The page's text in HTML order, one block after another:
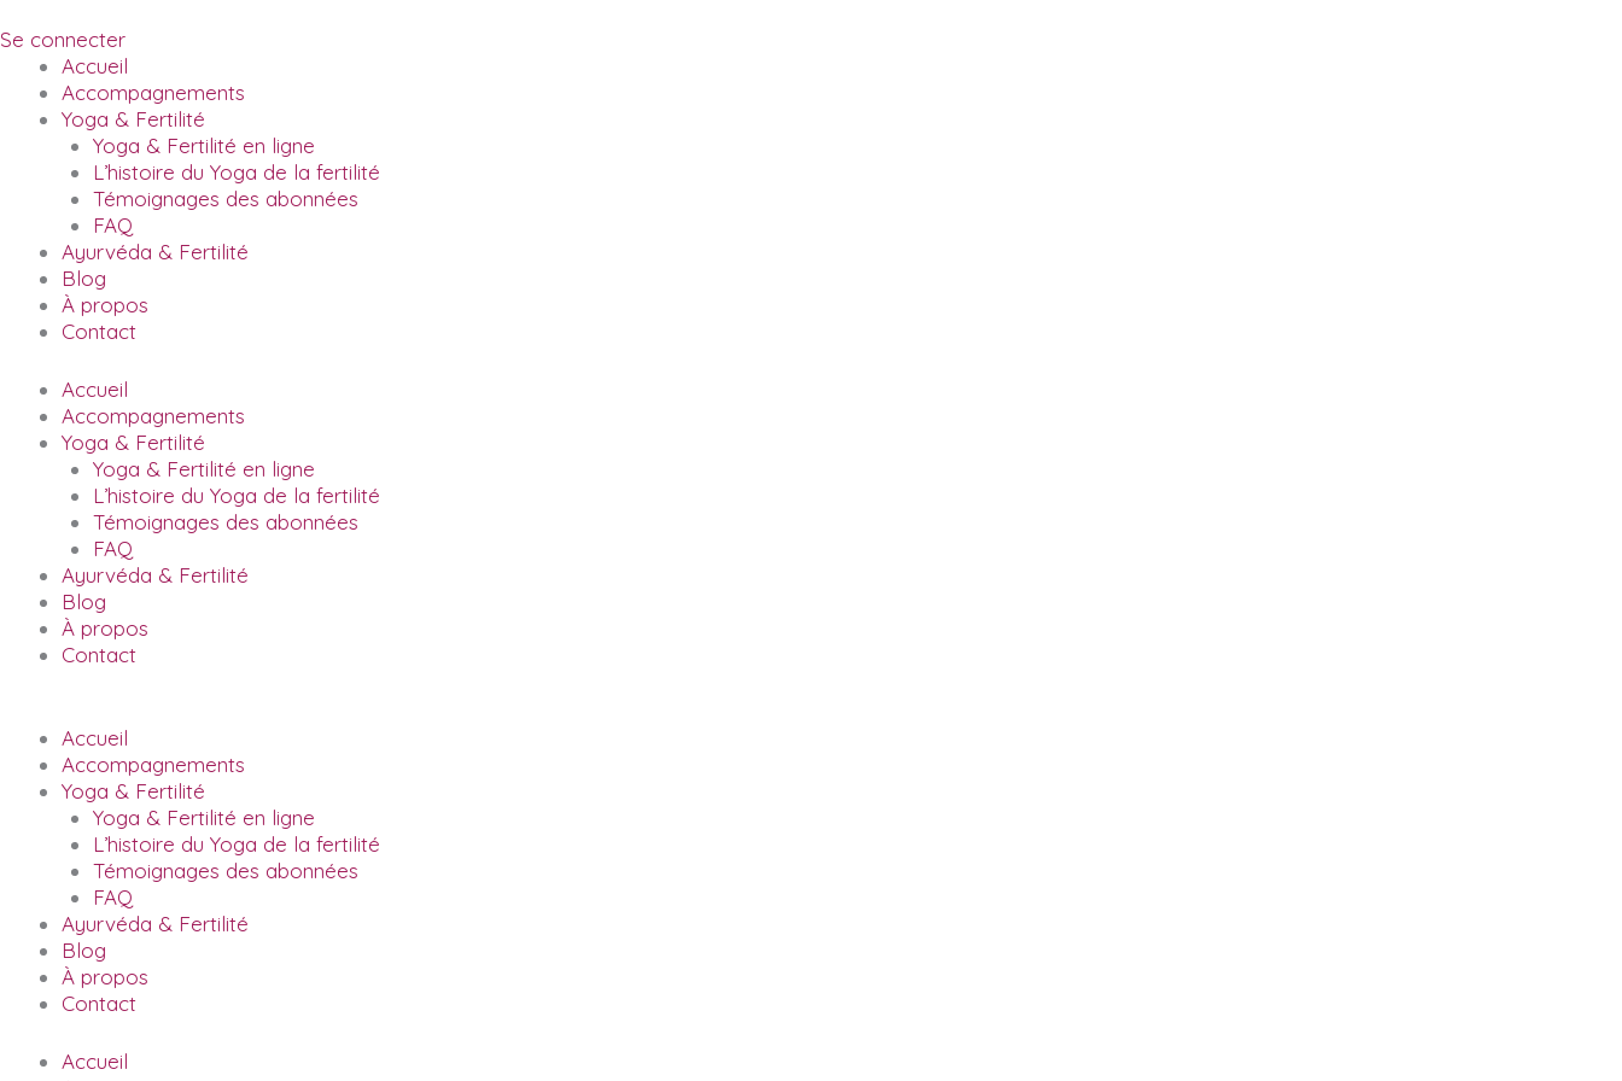
to
content
Se connecter
Accueil
Accompagnements
Yoga & Fertilité
Yoga & Fertilité en ligne
L’histoire du Yoga de la fertilité
Témoignages des abonnées
FAQ
Ayurvéda & Fertilité
Blog
À propos
Contact
Accueil
Accompagnements
Yoga & Fertilité
Yoga & Fertilité en ligne
L’histoire du Yoga de la fertilité
Témoignages des abonnées
FAQ
Ayurvéda & Fertilité
Blog
À propos
Contact
Accueil
Accompagnements
Yoga & Fertilité
Yoga & Fertilité en ligne
L’histoire du Yoga de la fertilité
Témoignages des abonnées
FAQ
Ayurvéda & Fertilité
Blog
À propos
Contact
Accueil